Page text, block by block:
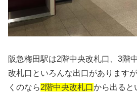
阪急梅田駅は2階中央改札口、3階
改札口といろんな出口があります
くのなら2階中央改札口から出ると